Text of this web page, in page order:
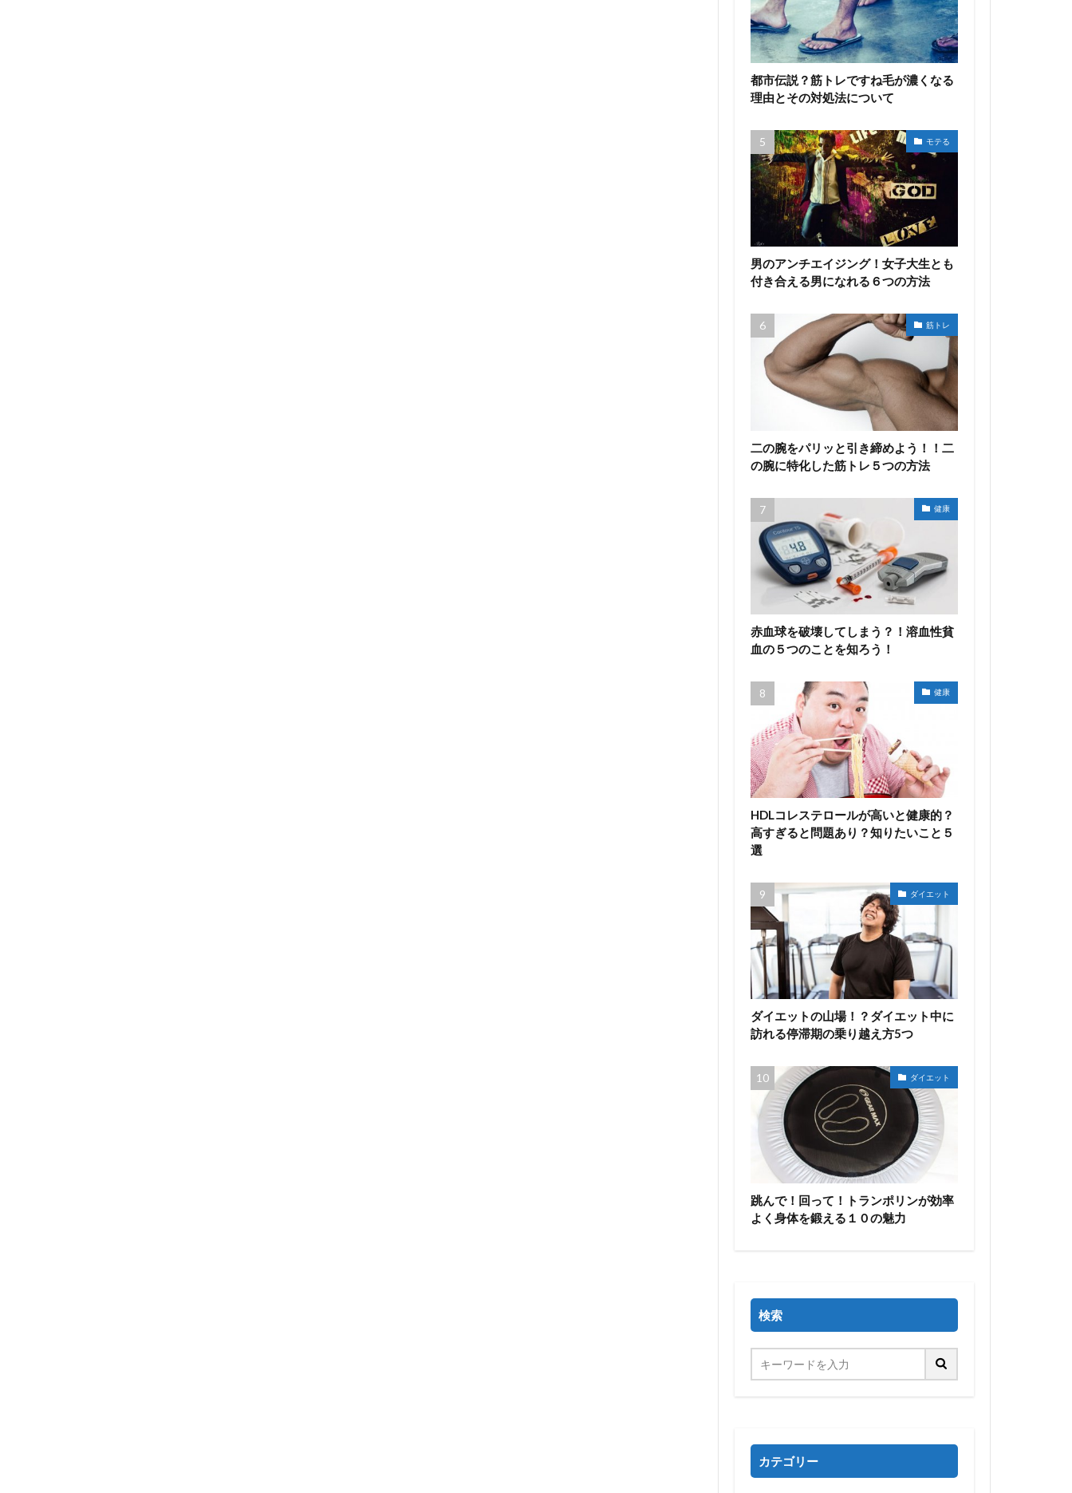
都市伝説？筋トレですね毛が濃くなる
理由とその対処法について
モテる
男のアンチエイジング！女子大生とも
付き合える男になれる６つの方法
筋トレ
二の腕をパリッと引き締めよう！！二
の腕に特化した筋トレ５つの方法
健康
赤血球を破壊してしまう？！溶血性貧
血の５つのことを知ろう！
健康
HDLコレステロールが高いと健康的？
高すぎると問題あり？知りたいこと５
選
ダイエット
ダイエットの山場！？ダイエット中に
訪れる停滞期の乗り越え方5つ
ダイエット
跳んで！回って！トランポリンが効率
よく身体を鍛える１０の魅力
検索
カテゴリー